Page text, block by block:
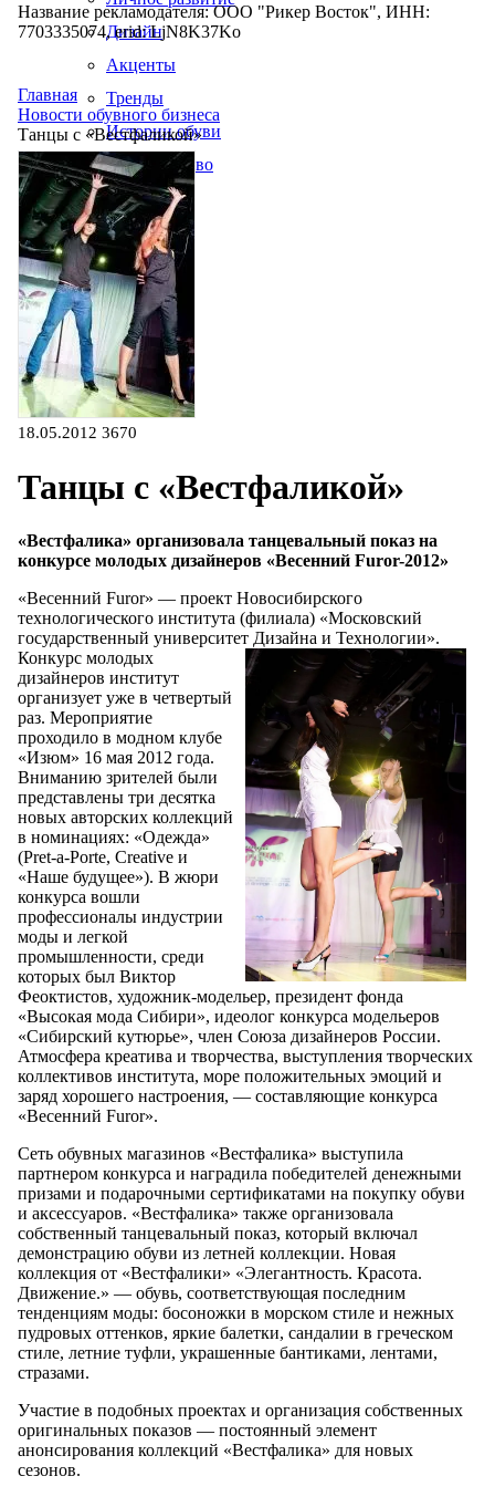
Дизайн
Акценты
Тренды
Истории обуви
Производство
Название рекламодателя: ООО "Рикер Восток", ИНН:
7703335074, erid: LjN8K37Ko
Главная
Новости обувного бизнеса
Танцы с «Вестфаликой»
18.05.2012 3670
Танцы с «Вестфаликой»
«Вестфалика» организовала танцевальный показ на
конкурсе молодых дизайнеров «Весенний Furor-2012»
«Весенний Furor» — проект Новосибирского
технологического института (филиала) «Московский
государственный университет Дизайна и Технологии».
Конкурс молодых
дизайнеров институт
организует уже в четвертый
раз. Мероприятие
проходило в модном клубе
«Изюм» 16 мая 2012 года.
Вниманию зрителей были
представлены три десятка
новых авторских коллекций
в номинациях: «Одежда»
(Pret-a-Porte, Creative и
«Наше будущее»). В жюри
конкурса вошли
профессионалы индустрии
моды и легкой
промышленности, среди
которых был Виктор
Феоктистов, художник-модельер, президент фонда
«Высокая мода Сибири», идеолог конкурса модельеров
«Сибирский кутюрье», член Союза дизайнеров России.
Атмосфера креатива и творчества, выступления творческих
коллективов института, море положительных эмоций и
заряд хорошего настроения, — составляющие конкурса
«Весенний Furor».
Сеть обувных магазинов «Вестфалика» выступила
партнером конкурса и наградила победителей денежными
призами и подарочными сертификатами на покупку обуви
и аксессуаров. «Вестфалика» также организовала
собственный танцевальный показ, который включал
демонстрацию обуви из летней коллекции. Новая
коллекция от «Вестфалики» «Элегантность. Красота.
Движение.» — обувь, соответствующая последним
тенденциям моды: босоножки в морском стиле и нежных
пудровых оттенков, яркие балетки, сандалии в греческом
стиле, летние туфли, украшенные бантиками, лентами,
стразами.
Участие в подобных проектах и организация собственных
оригинальных показов — постоянный элемент
анонсирования коллекций «Вестфалика» для новых
сезонов.